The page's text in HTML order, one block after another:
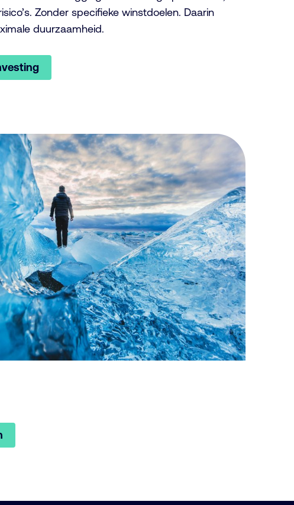
Zonder specifieke winstdoelen. Daarin
duurzaamheid.